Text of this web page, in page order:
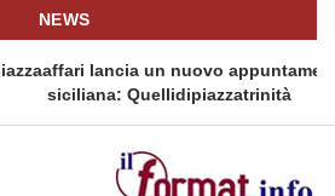
NEWS
un nuovo appuntamento in terra
Quellidipiazzatrinità